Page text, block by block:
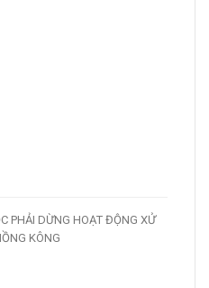
PHẢI DỪNG HOẠT ĐỘNG XỬ
KÔNG